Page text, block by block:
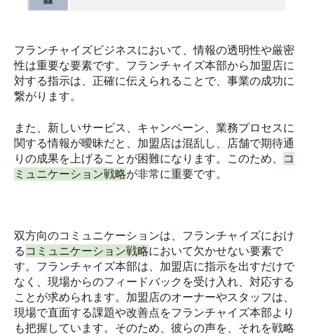
フランチャイズビジネスにおいて、情報の透明性や厳密
性は重要な要素です。フランチャイズ本部から加盟店に
対する指示は、正確に伝えられることで、事業の成功に
繋がります。
また、新しいサービス、キャンペーン、業務プロセスに
関する情報が曖昧だと、加盟店は混乱し、店舗で期待通
りの成果を上げることが困難になります。このため、
コ
ミュニケーション戦略が非常に重要です。
双方向のコミュニケーションは、フランチャイズにおけ
る コミュニケーション戦略において欠かせない要素で
す。フランチャイズ本部は、加盟店に指示を出すだけで
なく、現場からのフィードバックを受け入れ、対応する
ことが求められます。加盟店のオーナーやスタッフは、
現場で直面する課題や改善点をフランチャイズ本部より
も把握しています。そのため、彼らの声を、それを戦略